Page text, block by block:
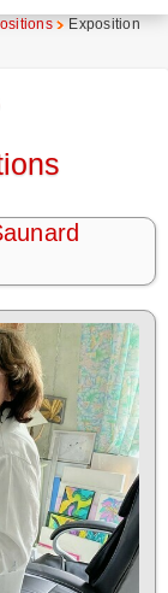
Exposition